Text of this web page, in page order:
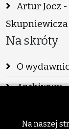
Artur Jocz
Na skróty
O
Archiwum
Na naszej